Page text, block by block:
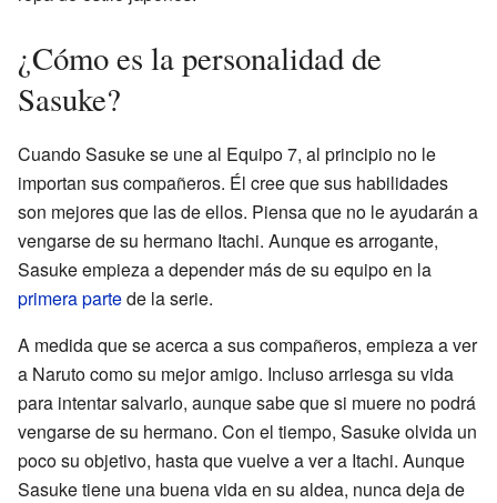
¿Cómo es la personalidad de
Sasuke?
Cuando Sasuke se une al Equipo 7, al principio no le
importan sus compañeros. Él cree que sus habilidades
son mejores que las de ellos. Piensa que no le ayudarán a
vengarse de su hermano Itachi. Aunque es arrogante,
Sasuke empieza a depender más de su equipo en la
primera partede la serie.
A medida que se acerca a sus compañeros, empieza a ver
a Naruto como su mejor amigo. Incluso arriesga su vida
para intentar salvarlo, aunque sabe que si muere no podrá
vengarse de su hermano. Con el tiempo, Sasuke olvida un
poco su objetivo, hasta que vuelve a ver a Itachi. Aunque
Sasuke tiene una buena vida en su aldea, nunca deja de